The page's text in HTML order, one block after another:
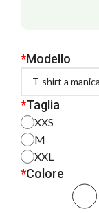
*Modello
*Taglia
XXS
M
XXL
*Colore